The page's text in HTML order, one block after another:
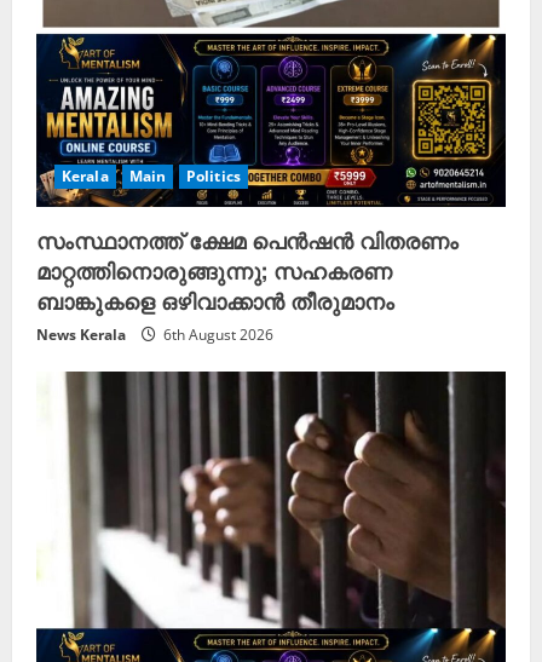
Kerala Main Politics
സംസ്ഥാനത്ത് ക്ഷേമ പെൻഷൻ വിതരണം
മാറ്റത്തിനൊരുങ്ങുന്നു; സഹകരണ
ബാങ്കുകളെ ഒഴിവാക്കാൻ തീരുമാനം
News Kerala 6th August 2026